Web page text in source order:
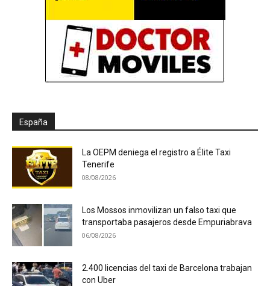
España
La OEPM deniega el registro a Élite Taxi
Tenerife
08/08/2026
Los Mossos inmovilizan un falso taxi que
transportaba pasajeros desde Empuriabrava
06/08/2026
2.400 licencias del taxi de Barcelona trabajan
con Uber